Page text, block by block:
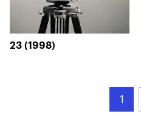
23 (1998)
1